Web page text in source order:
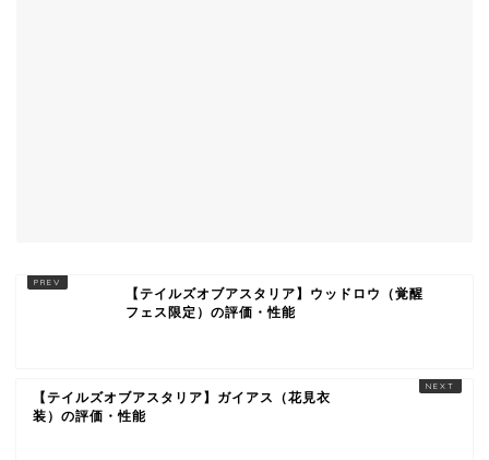
【テイルズオブアスタリア】ウッドロウ（覚醒
フェス限定）の評価・性能
【テイルズオブアスタリア】ガイアス（花見衣
装）の評価・性能